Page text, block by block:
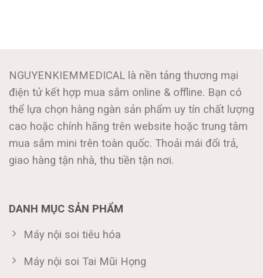
NGUYENKIEMMEDICAL là nền tảng thương mại
điện tử kết hợp mua sắm online & offline. Bạn có
thể lựa chọn hàng ngàn sản phẩm uy tín chất lượng
cao hoặc chính hãng trên website hoặc trung tâm
mua sắm mini trên toàn quốc. Thoải mái đổi trả,
giao hàng tận nhà, thu tiền tận nơi.
DANH MỤC SẢN PHẨM
Máy nội soi tiêu hóa
Máy nội soi Tai Mũi Họng